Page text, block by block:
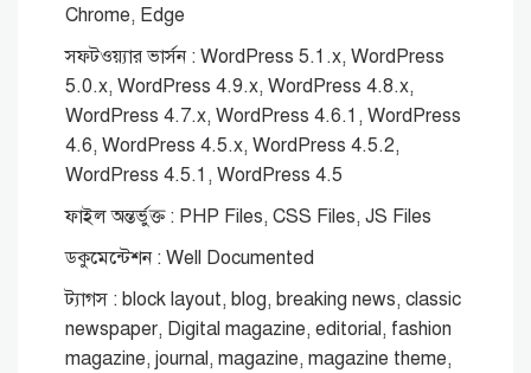
Chrome, Edge
সফটওয়্যার ভার্সন : WordPress 5.1.x, WordPress
5.0.x, WordPress 4.9.x, WordPress 4.8.x,
WordPress 4.7.x, WordPress 4.6.1, WordPress
4.6, WordPress 4.5.x, WordPress 4.5.2,
WordPress 4.5.1, WordPress 4.5
ফাইল অন্তর্ভুক্ত : PHP Files, CSS Files, JS Files
ডকুমেন্টেশন : Well Documented
ট্যাগস : block layout, blog, breaking news, classic
newspaper, Digital magazine, editorial, fashion
magazine, journal, magazine, magazine theme,